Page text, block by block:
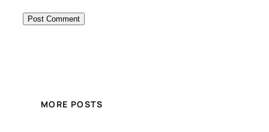
MORE POSTS